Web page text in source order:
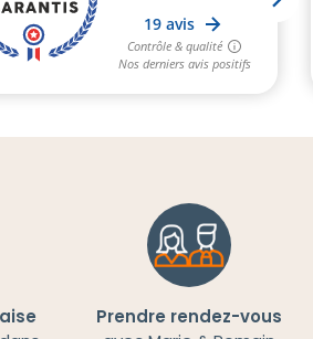
Prendre rendez-vous